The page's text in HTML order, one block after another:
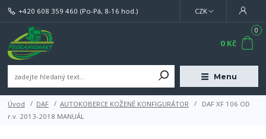
Menu
CZK
+420 608 359 460 (Po-Pá, 8-16 hod.)
0
0 Kč
Úvod DAF AUTOKOBERCE KOŽENÉ KONFIGURÁTOR
DAF XF 106 OD
r.v. 2013-2018 MANUÁL